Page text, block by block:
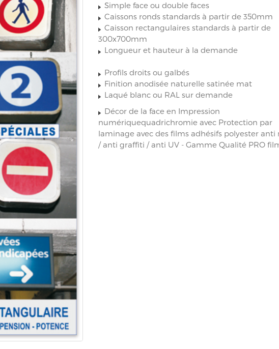
Simple face ou double faces
Caissons ronds standards à partir de 350mm
Caisson rectangulaires standards à partir de
300x700mm
Longueur et hauteur à la demande
Profils droits ou galbés
Finition anodisée naturelle satinée mat
Laqué blanc ou RAL sur demande
Décor de la face en Impression
numériquequadrichromie avec Protection par
laminage avec des films adhésifs polyester anti
/ anti graffiti / anti UV - Gamme Qualité PRO